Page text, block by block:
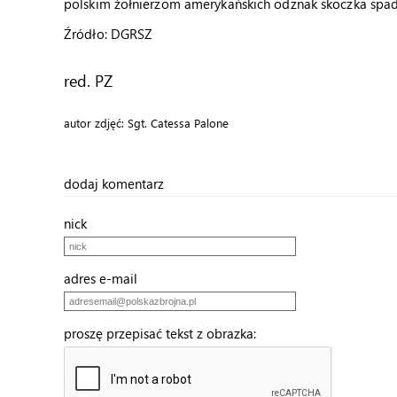
polskim żołnierzom amerykańskich odznak skoczka
Źródło: DGRSZ
red. PZ
autor zdjęć: Sgt. Catessa Palone
dodaj komentarz
nick
adres e-mail
proszę przepisać tekst z obrazka: